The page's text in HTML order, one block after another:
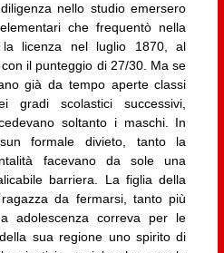
nello studio emersero
che frequentò nella
la licenza nel luglio 1870, al
il punteggio di 27/30. Ma se
già da tempo aperte classi
gradi scolastici successivi,
soltanto i maschi. In
formale divieto, tanto la
facevano da sole una
barriera. La figlia della
da fermarsi, tanto più
adolescenza correva per le
sua regione uno spirito di